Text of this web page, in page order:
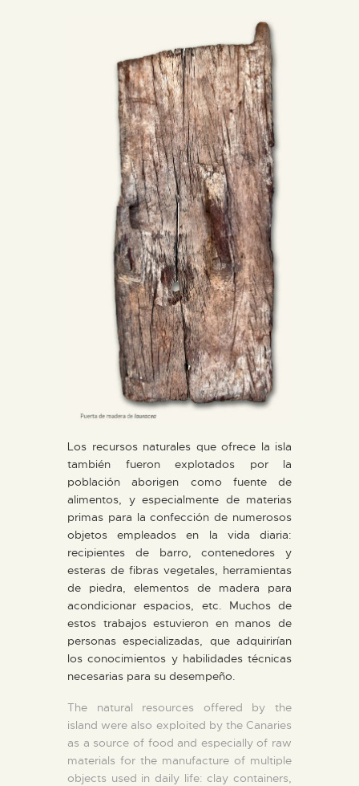
ESPAÑOL
PREPARAR LA VISITA
ACTIVIDADES
EL MUSEO
COLECCIONES
DIDÁCTICA
ESPAÑOL
Los recursos naturales que ofrece la isla
también fueron explotados por la
población aborigen como fuente de
alimentos, y especialmente de materias
primas para la confección de numerosos
objetos empleados en la vida diaria:
recipientes de barro, contenedores y
esteras de fibras vegetales, herramientas
de piedra, elementos de madera para
acondicionar espacios, etc. Muchos de
estos trabajos estuvieron en manos de
personas especializadas, que adquirirían
los conocimientos y habilidades técnicas
necesarias para su desempeño.
The natural resources offered by the
island were also exploited by the Canaries
as a source of food and especially of raw
materials for the manufacture of multiple
objects used in daily life: clay containers,